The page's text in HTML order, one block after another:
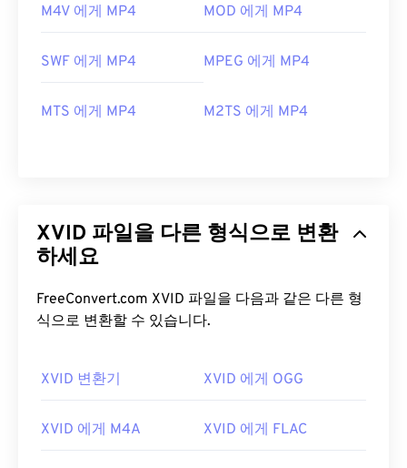
00 00 00
00 00 00
M4V 에게 MP4 MOD 에게 MP4
SWF 에게 MP4 MPEG 에게 MP4
MTS 에게 MP4 M2TS 에게 MP4
XVID 파일을 다른 형식으로 변환
하세요
FreeConvert.com XVID 파일을 다음과 같은 다른 형
식으로 변환할 수 있습니다.
XVID 변환기 XVID 에게 OGG
XVID 에게 M4A XVID 에게 FLAC